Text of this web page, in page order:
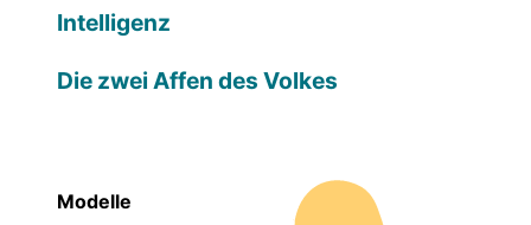
Intelligenz
Die zwei Affen des Volkes
Modelle